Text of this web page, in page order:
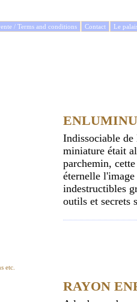
/ Terms and conditions Contact Le
etc.
Indissociable
miniature était
parchemin,
éternelle l'image
indestructibles
outils et secrets
RAYON